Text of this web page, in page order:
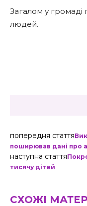
Загалом у
людей.
попередня стаття
поширював дані про
наступна стаття
тисячу дітей
СХОЖІ